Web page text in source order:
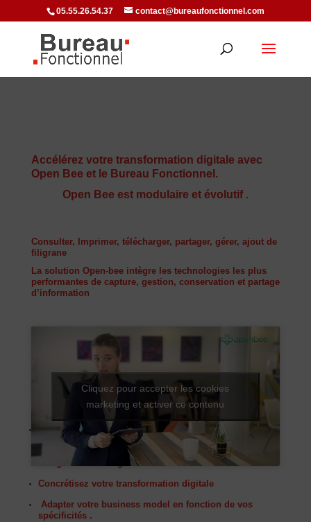
05.55.26.54.37 contact@bureaufonctionnel.com
Accélérez votre transformation digitale avec
Open Bee et le Bureau Fonctionnel.
Open Bee est modulaire et évolutif .
Consulter, Imprimer, télécharger, partager, gérer, ajout de
filigrane
La solution Open-bee intègre les technologies les plus
performantes de capture, gestion, conservation et partage
d’information
Cliquez pour accepter les cookies
marketing et activer ce contenu
Nouveau chez OpenBee l’ajout du module de
signature électronique
Openbee c’est quoi ?
Dématérialiser les factures que vous émettez à vos
clients ou de vos fournisseurs, afin que ceci soit plus
rapide, simple et systématiquement en conformité avec
la législation en vigueur.
Concrétisez votre transformation digitale
Adapter votre business model en fonction de vos
spécificités .